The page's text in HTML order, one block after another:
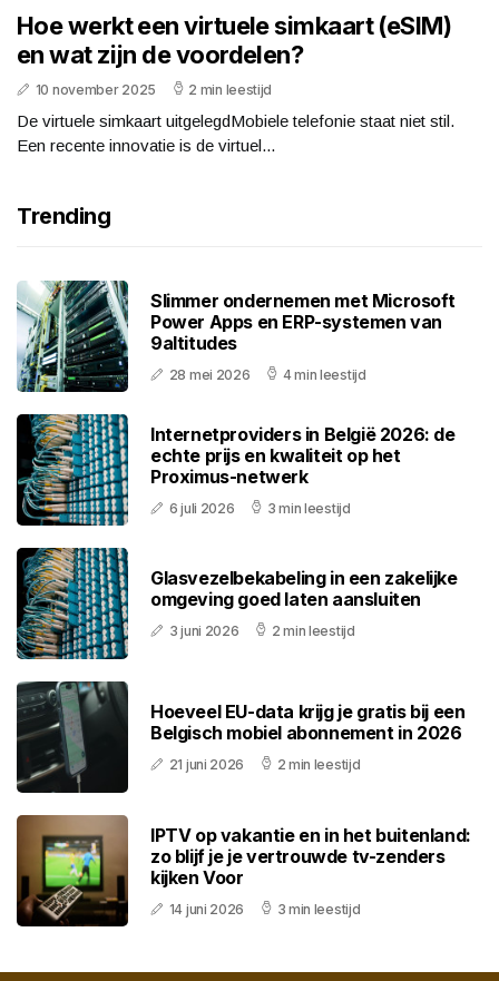
Hoe werkt een virtuele simkaart (eSIM)
en wat zijn de voordelen?
10 november 2025 2 min leestijd
De virtuele simkaart uitgelegdMobiele telefonie staat niet stil.
Een recente innovatie is de virtuel...
Trending
Slimmer ondernemen met Microsoft
Power Apps en ERP-systemen van
9altitudes
28 mei 2026 4 min leestijd
Internetproviders in België 2026: de
echte prijs en kwaliteit op het
Proximus-netwerk
6 juli 2026 3 min leestijd
Glasvezelbekabeling in een zakelijke
omgeving goed laten aansluiten
3 juni 2026 2 min leestijd
Hoeveel EU-data krijg je gratis bij een
Belgisch mobiel abonnement in 2026
21 juni 2026 2 min leestijd
IPTV op vakantie en in het buitenland:
zo blijf je je vertrouwde tv-zenders
kijken Voor
14 juni 2026 3 min leestijd